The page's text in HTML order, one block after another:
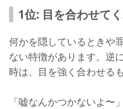
許せないなら距離を置く
大きな嘘を何度もつかれ
「嘘=全て悪」と思わない
1位: 目を合わせて
何かを隠しているときや
ない特徴があります。逆
時は、目を強く合わせるも
「嘘なんかつかないよ〜